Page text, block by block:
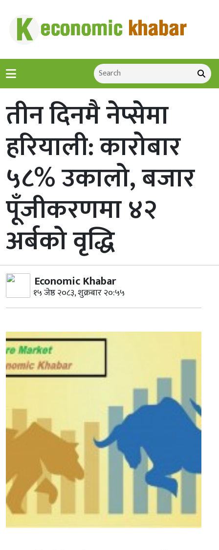
तीन दिनमै नेप्सेमा
हरियाली: कारोबार
५८% उकालो, बजार
पूँजीकरणमा ४२
अर्बको वृद्धि
Economic Khabar
१५ जेष्ठ २०८३, शुक्रबार २०:५५